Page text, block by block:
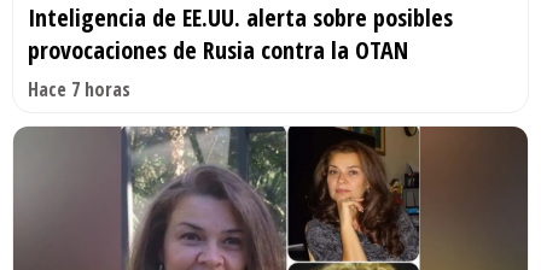
Inteligencia de EE.UU. alerta sobre posibles
provocaciones de Rusia contra la OTAN
Hace 7 horas